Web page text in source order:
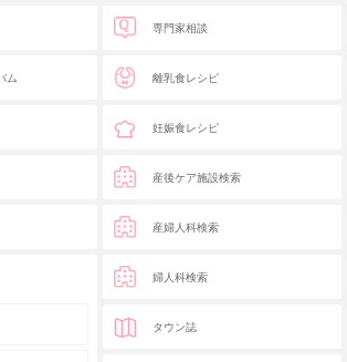
ム
専門家相談
離乳食レシピ
妊娠食レシピ
産後ケア施設検索
産婦人科検索
婦人科検索
タウン誌